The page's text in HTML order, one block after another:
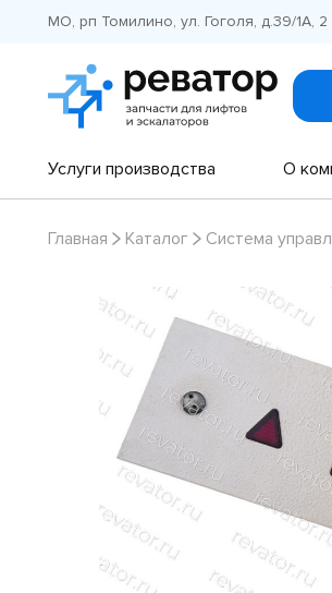
МО, рп Томилино, ул. Гоголя, д.39/1А,
Услуги производства О
Главная Каталог Система